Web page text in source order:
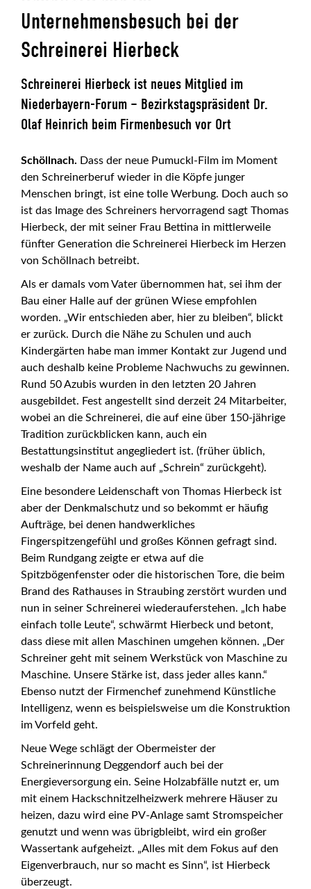
Unternehmensbesuch bei der
Schreinerei Hierbeck
Schreinerei Hierbeck ist neues Mitglied im
Niederbayern-Forum – Bezirkstagspräsident Dr.
Olaf Heinrich beim Firmenbesuch vor Ort
Schöllnach. Dass der neue Pumuckl-Film im Moment
den Schreinerberuf wieder in die Köpfe junger
Menschen bringt, ist eine tolle Werbung. Doch auch so
ist das Image des Schreiners hervorragend sagt Thomas
Hierbeck, der mit seiner Frau Bettina in mittlerweile
fünfter Generation die Schreinerei Hierbeck im Herzen
von Schöllnach betreibt.
Als er damals vom Vater übernommen hat, sei ihm der
Bau einer Halle auf der grünen Wiese empfohlen
worden. „Wir entschieden aber, hier zu bleiben“, blickt
er zurück. Durch die Nähe zu Schulen und auch
Kindergärten habe man immer Kontakt zur Jugend und
auch deshalb keine Probleme Nachwuchs zu gewinnen.
Rund 50 Azubis wurden in den letzten 20 Jahren
ausgebildet. Fest angestellt sind derzeit 24 Mitarbeiter,
wobei an die Schreinerei, die auf eine über 150-jährige
Tradition zurückblicken kann, auch ein
Bestattungsinstitut angegliedert ist. (früher üblich,
weshalb der Name auch auf „Schrein“ zurückgeht).
Eine besondere Leidenschaft von Thomas Hierbeck ist
aber der Denkmalschutz und so bekommt er häufig
Aufträge, bei denen handwerkliches
Fingerspitzengefühl und großes Können gefragt sind.
Beim Rundgang zeigte er etwa auf die
Spitzbögenfenster oder die historischen Tore, die beim
Brand des Rathauses in Straubing zerstört wurden und
nun in seiner Schreinerei wiederauferstehen. „Ich habe
einfach tolle Leute“, schwärmt Hierbeck und betont,
dass diese mit allen Maschinen umgehen können. „Der
Schreiner geht mit seinem Werkstück von Maschine zu
Maschine. Unsere Stärke ist, dass jeder alles kann.“
Ebenso nutzt der Firmenchef zunehmend Künstliche
Intelligenz, wenn es beispielsweise um die Konstruktion
im Vorfeld geht.
Neue Wege schlägt der Obermeister der
Schreinerinnung Deggendorf auch bei der
Energieversorgung ein. Seine Holzabfälle nutzt er, um
mit einem Hackschnitzelheizwerk mehrere Häuser zu
heizen, dazu wird eine PV-Anlage samt Stromspeicher
genutzt und wenn was übrigbleibt, wird ein großer
Wassertank aufgeheizt. „Alles mit dem Fokus auf den
Eigenverbrauch, nur so macht es Sinn“, ist Hierbeck
überzeugt.